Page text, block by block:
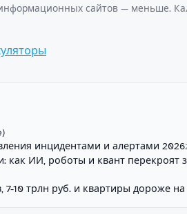
сайтов — меньше.
инцидентами и алертами 2026
как ИИ, роботы и квант перекроят
7-10 трлн руб. и квартиры дороже на